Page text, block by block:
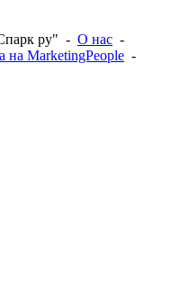
ру" - О нас -
на MarketingPeople -